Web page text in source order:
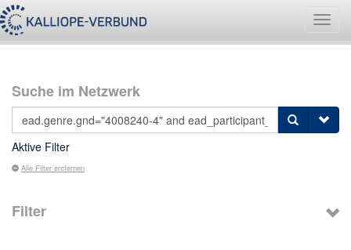
Suche im Netzwerk
Aktive Filter
Alle Filter entfernen
Filter